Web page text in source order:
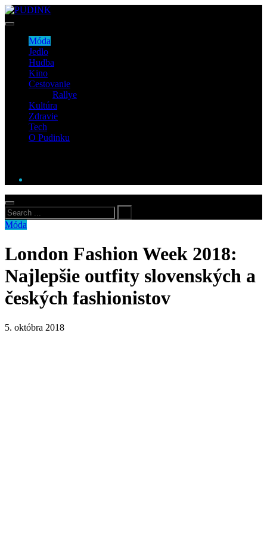
Móda
Jedlo
Hudba
Kino
Cestovanie
Rallye
Kultúra
Zdravie
Tech
O Pudinku
Móda
London Fashion Week 2018:
Najlepšie outfity slovenských a
českých fashionistov
5. októbra 2018